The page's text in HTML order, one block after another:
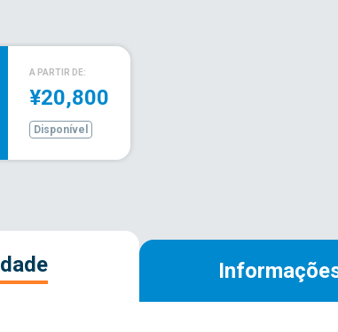
A PARTIR DE:
¥20,800
Disponível